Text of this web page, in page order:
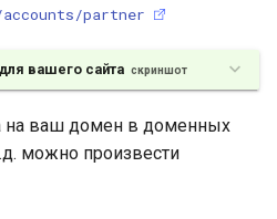
partner
вашего сайта скриншот
на ваш домен в доменных
можно произвести